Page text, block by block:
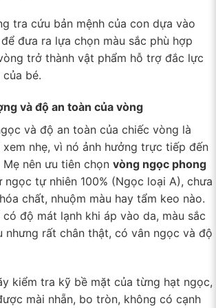
tra cứu bản mệnh của con dựa vào
đưa ra lựa chọn màu sắc phù hợp
trở thành vật phẩm hỗ trợ đắc lực
bé.
và độ an toàn của vòng
và độ an toàn của chiếc vòng là
nhẹ, vì nó ảnh hưởng trực tiếp đến
nên ưu tiên chọn vòng ngọc phong
tự nhiên 100% (Ngọc loại A), chưa
chất, nhuộm màu hay tẩm keo nào.
độ mát lạnh khi áp vào da, màu sắc
nhưng rất chân thật, có vân ngọc và độ
kiểm tra kỹ bề mặt của từng hạt ngọc,
mài nhẵn, bo tròn, không có cạnh